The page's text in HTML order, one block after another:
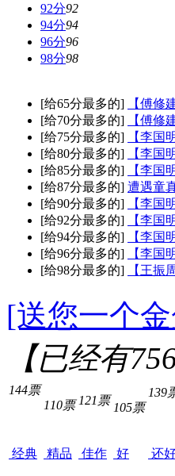
92分92
94分94
96分96
98分98
[给65分最多的]
【傅修
[给70分最多的]
【傅修
[给75分最多的]
【李国
[给80分最多的]
【李国
[给85分最多的]
【李国
[给87分最多的] 遭遇童
[给90分最多的]
【李国
[给92分最多的]
【李国
[给94分最多的]
【李国
[给96分最多的]
【李国
[给98分最多的]
【王振
[送您一个
【已经有
144票
经典
110票
精品
121票
佳作
105票
好
139
还